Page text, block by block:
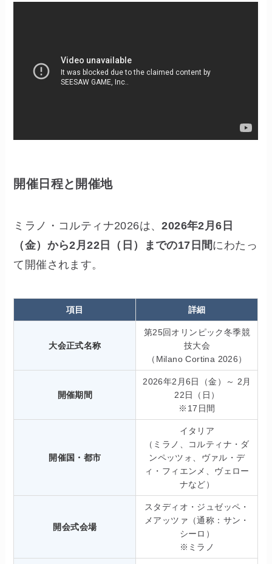
開催日程と開催地
ミラノ・コルティナ2026は、2026年2月6日
（金）から2月22日（日）までの17日間にわたっ
て開催されます。
項目 詳細
大会正式名称
第25回オリンピック冬季競
技大会
（Milano Cortina 2026）
開催期間
2026年2月6日（金）～ 2月
22日（日）
※17日間
開催国・都市
イタリア
（ミラノ、コルティナ・ダ
ンペッツォ、ヴァル・デ
ィ・フィエンメ、ヴェロー
ナなど）
開会式会場
スタディオ・ジュゼッペ・
メアッツァ（通称：サン・
シーロ）
※ミラノ